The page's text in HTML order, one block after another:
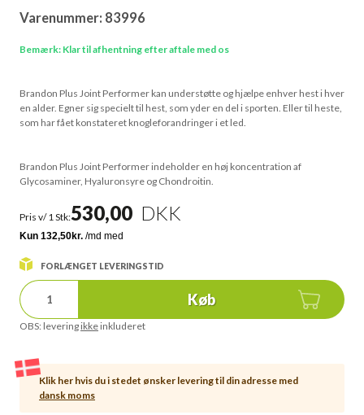
Varenummer: 83996
Bemærk: Klar til afhentning efter aftale med os
Brandon Plus Joint Performer kan understøtte og hjælpe enhver hest i hver
en alder. Egner sig specielt til hest, som yder en del i sporten. Eller til heste,
som har fået konstateret knogleforandringer i et led.
Brandon Plus Joint Performer indeholder en høj koncentration af
Glycosaminer, Hyaluronsyre og Chondroitin.
Pris v/ 1 Stk:530,00 DKK
FORLÆNGET LEVERINGSTID
Køb
OBS: levering ikke inkluderet
Klik her hvis du i stedet ønsker levering til din adresse med
dansk moms